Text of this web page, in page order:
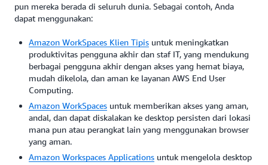
pun mereka berada di seluruh dunia. Sebagai contoh, Anda
dapat menggunakan:
Amazon WorkSpaces Klien Tipis untuk meningkatkan
produktivitas pengguna akhir dan staf IT, yang mendukung
berbagai pengguna akhir dengan akses yang hemat biaya,
mudah dikelola, dan aman ke layanan AWS End User
Computing.
Amazon WorkSpaces untuk memberikan akses yang aman,
andal, dan dapat diskalakan ke desktop persisten dari lokasi
mana pun atau perangkat lain yang menggunakan browser
yang aman.
Amazon Workspaces Applications untuk mengelola desktop